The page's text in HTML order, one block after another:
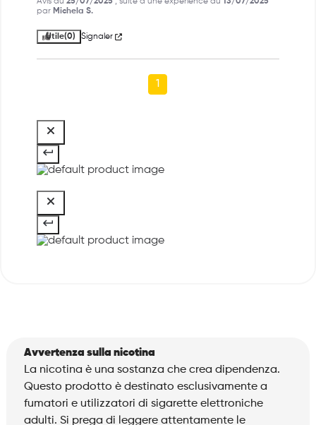
par Michela S.
Utile(0) Signaler
1
Avvertenza sulla nicotina
La nicotina è una sostanza che crea dipendenza.
Questo prodotto è destinato esclusivamente a
fumatori e utilizzatori di sigarette elettroniche
adulti. Si prega di leggere attentamente le